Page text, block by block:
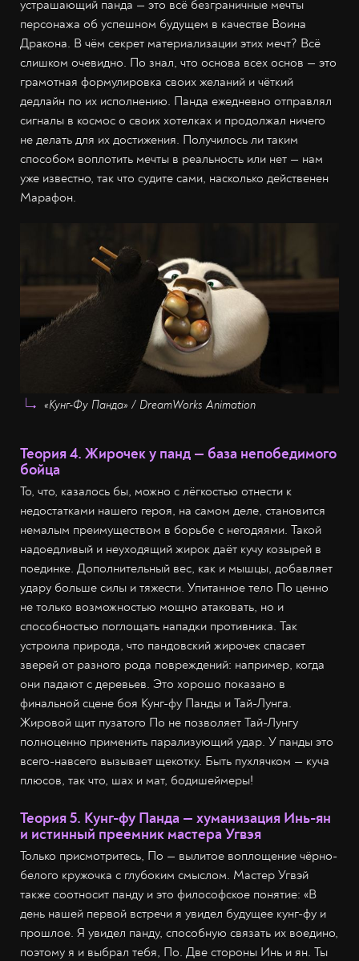
устрашающий панда — это всё безграничные мечты
персонажа об успешном будущем в качестве Воина
Дракона. В чём секрет материализации этих мечт? Всё
слишком очевидно. По знал, что основа всех основ — это
грамотная формулировка своих желаний и чёткий
дедлайн по их исполнению. Панда ежедневно отправлял
сигналы в космос о своих хотелках и продолжал ничего
не делать для их достижения. Получилось ли таким
способом воплотить мечты в реальность или нет — нам
уже известно, так что судите сами, насколько действенен
Марафон.
«Кунг-Фу Панда» / DreamWorks Animation
Теория 4. Жирочек у панд — база непобедимого
бойца
То, что, казалось бы, можно с лёгкостью отнести к
недостатками нашего героя, на самом деле, становится
немалым преимуществом в борьбе с негодяями. Такой
надоедливый и неуходящий жирок даёт кучу козырей в
поединке. Дополнительный вес, как и мышцы, добавляет
удару больше силы и тяжести. Упитанное тело По ценно
не только возможностью мощно атаковать, но и
способностью поглощать нападки противника. Так
устроила природа, что пандовский жирочек спасает
зверей от разного рода повреждений: например, когда
они падают с деревьев. Это хорошо показано в
финальной сцене боя Кунг-фу Панды и Тай-Лунга.
Жировой щит пузатого По не позволяет Тай-Лунгу
полноценно применить парализующий удар. У панды это
всего-навсего вызывает щекотку. Быть пухлячком — куча
плюсов, так что, шах и мат, бодишеймеры!
Теория 5. Кунг-фу Панда — хуманизация Инь-ян
и истинный преемник мастера Угвэя
Только присмотритесь, По — вылитое воплощение чёрно-
белого кружочка с глубоким смыслом. Мастер Угвэй
также соотносит панду и это философское понятие: «В
день нашей первой встречи я увидел будущее кунг-фу и
прошлое. Я увидел панду, способную связать их воедино,
поэтому я и выбрал тебя, По. Две стороны Инь и ян. Ты